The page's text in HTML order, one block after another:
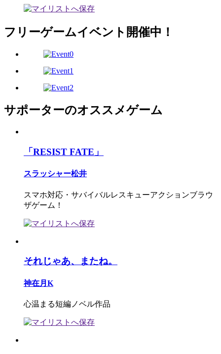
フリーゲームイベント開催中！
サポーターのオススメゲーム
「RESIST FATE」
スラッシャー松井
スマホ対応・サバイバルレスキューアクションブラウ
ザゲーム！
それじゃあ、またね。
神在月K
心温まる短編ノベル作品